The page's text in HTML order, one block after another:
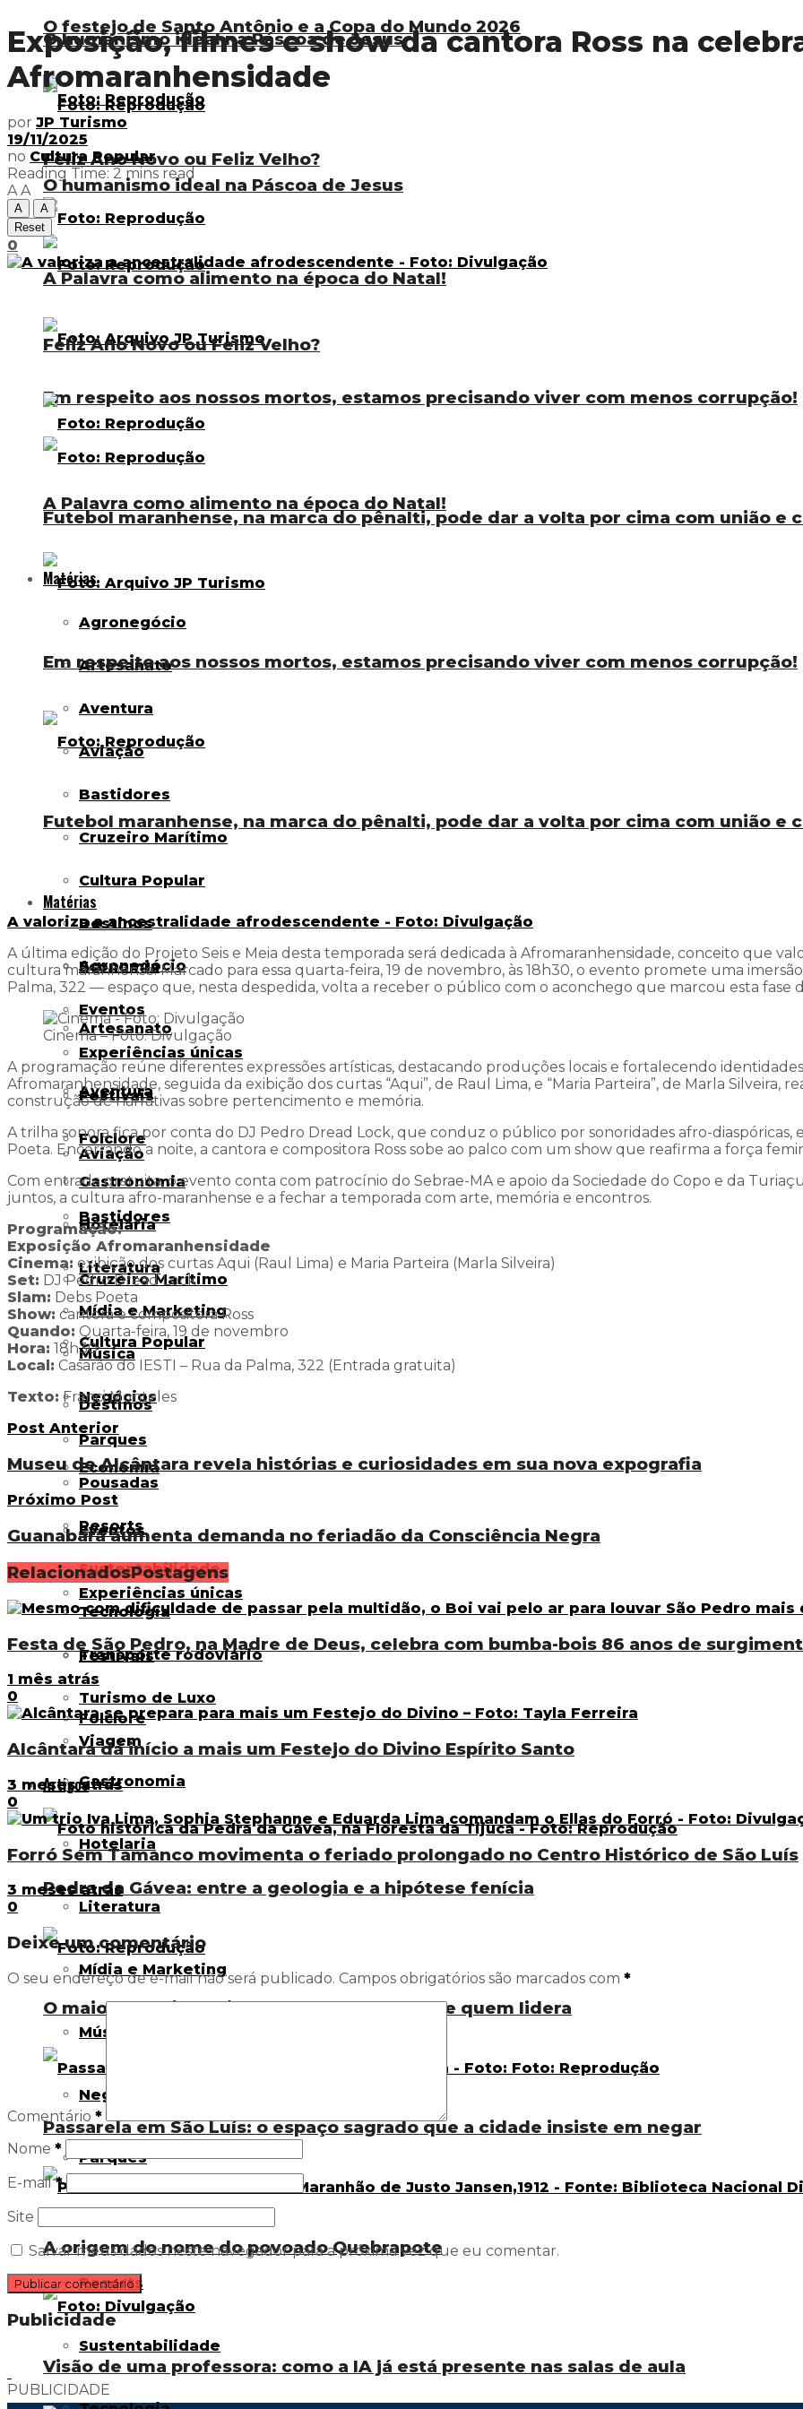
O humanismo ideal na Páscoa de Jesus
Feliz Ano Novo ou Feliz Velho?
A Palavra como alimento na época do Natal!
Em respeito aos nossos mortos, estamos precisando viver com menos corrupção!
Futebol maranhense, na marca do pênalti, pode dar a volta por cima com união e
Matérias
Agronegócio
Artesanato
Aventura
Aviação
Bastidores
Cruzeiro Marítimo
Cultura Popular
Destinos
Economia
Eventos
Experiências únicas
Festivais
Folclore
Gastronomia
Hotelaria
Literatura
Mídia e Marketing
Música
Negócios
Parques
Pousadas
Resorts
Sustentabilidade
Tecnologia
Transporte rodoviário
Turismo de Luxo
Viagem
Artigos
Pedra da Gávea: entre a geologia e a hipótese fenícia
O maior desafio da liderança mora dentro de quem lidera
Passarela em São Luís: o espaço sagrado que a cidade insiste em negar
A origem do nome do povoado Quebrapote
Visão de uma professora: como a IA já está presente nas salas de aula
O festejo de Santo Antônio e a Copa do Mundo 2026
O humanismo ideal na Páscoa de Jesus
Feliz Ano Novo ou Feliz Velho?
A Palavra como alimento na época do Natal!
Em respeito aos nossos mortos, estamos precisando viver com menos corrupção!
Futebol maranhense, na marca do pênalti, pode dar a volta por cima com união e
Matérias
Agronegócio
Artesanato
Aventura
Aviação
Bastidores
Cruzeiro Marítimo
Cultura Popular
Destinos
Economia
Eventos
Experiências únicas
Festivais
Folclore
Gastronomia
Hotelaria
Literatura
Mídia e Marketing
Música
Negócios
Parques
Resorts
Sustentabilidade
Exposição, filmes e show da cantora Ross na
Afromaranhensidade
por JP Turismo
19/11/2025
no Cultura Popular
Reading Time: 2 mins read
A A
A
A
Reset
0
A valoriza a ancestralidade afrodescendente - Foto: Divulgação
A última edição do Projeto Seis e Meia desta temporada será dedicada à Afromaranhensidade, conceito que
cultura maranhense. Marcado para essa quarta-feira, 19 de novembro, às 18h30, o evento promete uma
Palma, 322 — espaço que, nesta despedida, volta a receber o público com o aconchego que marcou esta fase
Cinema – Foto: Divulgação
A programação reúne diferentes expressões artísticas, destacando produções locais e fortalecendo
Afromaranhensidade, seguida da exibição dos curtas “Aqui”, de Raul Lima, e “Maria Parteira”, de Marla
construção de narrativas sobre pertencimento e memória.
A trilha sonora fica por conta do DJ Pedro Dread Lock, que conduz o público por sonoridades afro-diaspóricas,
Poeta. Encerrando a noite, a cantora e compositora Ross sobe ao palco com um show que reafirma a força
Com entrada gratuita, o evento conta com patrocínio do Sebrae-MA e apoio da Sociedade do Copo e da
juntos, a cultura afro-maranhense e a fechar a temporada com arte, memória e encontros.
Programação:
Exposição Afromaranhensidade
Cinema: exibição dos curtas Aqui (Raul Lima) e Maria Parteira (Marla Silveira)
Set: DJ Pedro Dread Lock
Slam: Debs Poeta
Show: cantora e compositora Ross
Quando: Quarta-feira, 19 de novembro
Hora: 18h30
Local: Casarão do IESTI – Rua da Palma, 322 (Entrada gratuita)
Texto: Franci Monteles
Post Anterior
Museu de Alcântara revela histórias e curiosidades em sua nova expografia
Próximo Post
Guanabara aumenta demanda no feriadão da Consciência Negra
RelacionadosPostagens
Festa de São Pedro, na Madre de Deus, celebra com bumba-bois 86 anos de
1 mês atrás
0
Alcântara dá início a mais um Festejo do Divino Espírito Santo
3 meses atrás
0
Forró Sem Tamanco movimenta o feriado prolongado no Centro Histórico de São Luís
3 meses atrás
0
Deixe um comentário
O seu endereço de e-mail não será publicado. Campos obrigatórios são marcados com *
Comentário *
Nome *
E-mail*
Site
Salvar meus dados neste navegador para a próxima vez que eu comentar.
Publicidade
PUBLICIDADE